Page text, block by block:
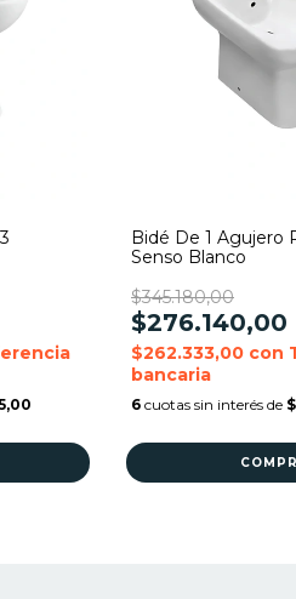
Bidé De 1 Agujero
Senso Blanco
$345.180,00
$276.140,00
$262.333,00 con
bancaria
6 cuotas sin interés de